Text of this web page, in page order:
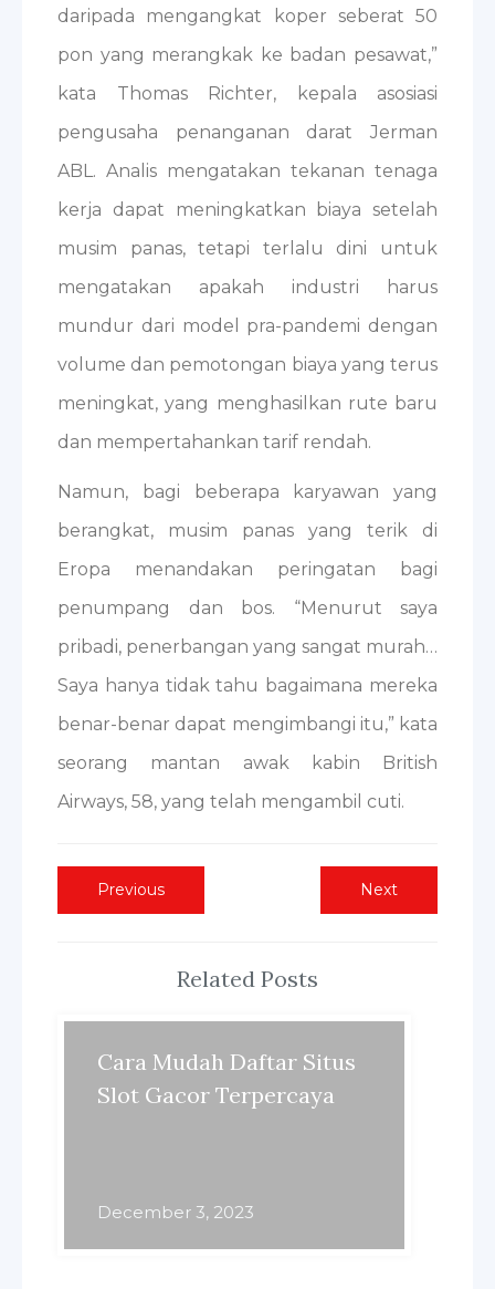
daripada mengangkat koper seberat 50
pon yang merangkak ke badan pesawat,”
kata Thomas Richter, kepala asosiasi
pengusaha penanganan darat Jerman
ABL. Analis mengatakan tekanan tenaga
kerja dapat meningkatkan biaya setelah
musim panas, tetapi terlalu dini untuk
mengatakan apakah industri harus
mundur dari model pra-pandemi dengan
volume dan pemotongan biaya yang terus
meningkat, yang menghasilkan rute baru
dan mempertahankan tarif rendah.
Namun, bagi beberapa karyawan yang
berangkat, musim panas yang terik di
Eropa menandakan peringatan bagi
penumpang dan bos. “Menurut saya
pribadi, penerbangan yang sangat murah…
Saya hanya tidak tahu bagaimana mereka
benar-benar dapat mengimbangi itu,” kata
seorang mantan awak kabin British
Airways, 58, yang telah mengambil cuti.
Post
navigation
PreviousPrevious
post:
NextNext
post:
Related Posts
Cara Mudah Daftar Situs
Slot Gacor Terpercaya
December 3, 2023